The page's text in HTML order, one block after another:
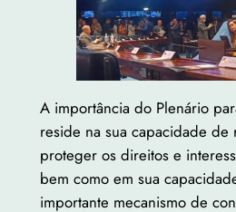
A importância do Plenário
reside na sua capacidade de
proteger os direitos e
bem como em sua
importante mecanismo de